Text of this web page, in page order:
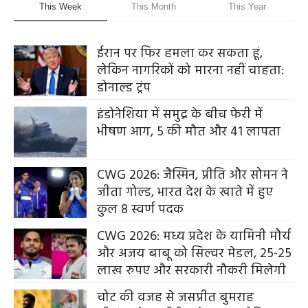
This Week This Month This Year
ईरान पर फिर हमला कर सकता हूं,
लेकिन नागरिकों को मारना नहीं चाहता:
डोनाल्ड ट्रंप
इंडोनेशिया में समुद्र के बीच फेरी में
भीषण आग, 5 की मौत और 41 लापता
CWG 2026: जैस्मिन, प्रीति और सोमन ने
जीता गोल्ड, भारत देश के खाते में हुए
कुल 8 स्वर्ण पदक
CWG 2026: मध्य प्रदेश के यामिनी मौर्य
और अजय बाबू को सिल्वर मेडल, 25-25
लाख रुपए और सरकारी नौकरी मिलेगी
चोट की वजह से जसप्रीत बुमराह